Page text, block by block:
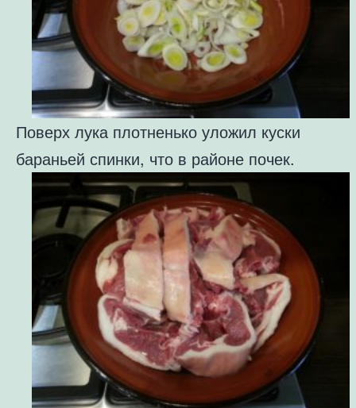
Поверх лука плотненько уложил куски
бараньей спинки, что в районе почек.